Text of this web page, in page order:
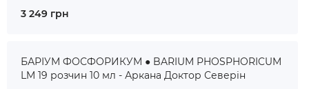
3 249 грн
БАРІУМ ФОСФОРИКУМ ● BARIUM PHOSPHORICUM
LM 19 розчин 10 мл - Аркана Доктор Северін